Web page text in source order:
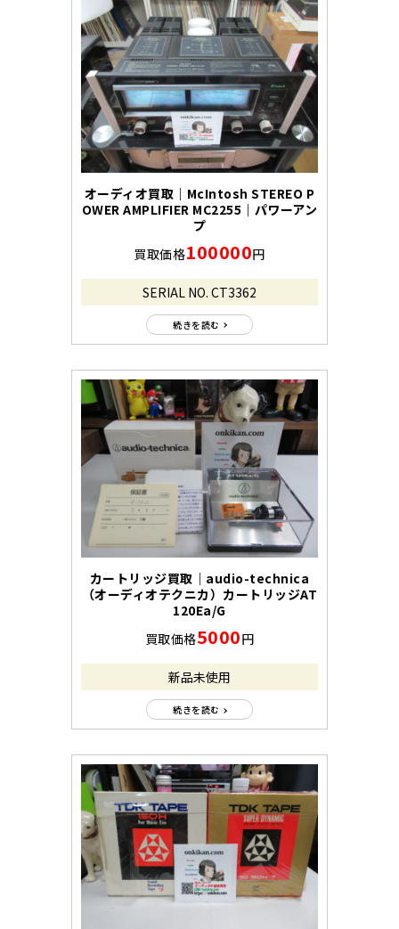
オーディオ買取｜McIntosh STEREO P
OWER AMPLIFIER MC2255｜パワーアン
プ
買取価格100000円
SERIAL NO. CT3362
続きを読む
カートリッジ買取｜audio-technica
（オーディオテクニカ）カートリッジAT
120Ea/G
買取価格5000円
新品未使用
続きを読む